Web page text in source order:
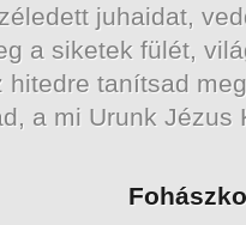
juhaidat,
a siketek fülét,
hitedre tanítsad
a mi Urunk Jézus